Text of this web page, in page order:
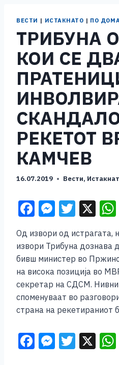
ВЕСТИ | ИСТАКНАТО | ПО
ТРИБУНА
КОИ СЕ
РЕКЕТОТ
КАМЧЕВ
16.07.2019 Вести,
F
c
e
b
o
o
M
ss
e
n
g
er
T
tt
er
X
Од извори од истрагата,
извори Трибуна дознава
бивш министер во
на висока позиција во
секретар на СДСМ.
споменуваат во
страна на рекетираниот
F M T X